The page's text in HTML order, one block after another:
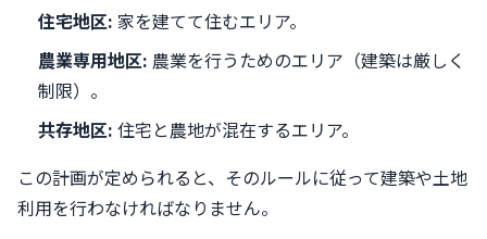
住宅地区: 家を建てて住むエリア。
農業専用地区: 農業を行うためのエリア（建築は厳しく
制限）。
共存地区: 住宅と農地が混在するエリア。
この計画が定められると、そのルールに従って建築や土地
利用を行わなければなりません。